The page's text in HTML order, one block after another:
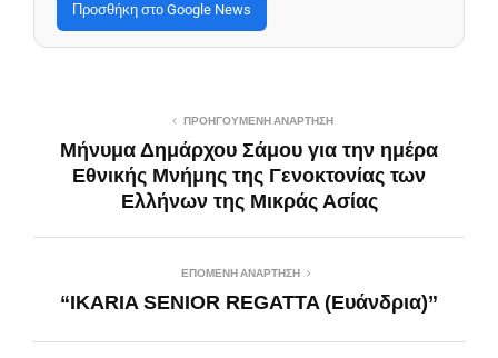
Προσθήκη στο Google News
ΠΡΟΗΓΟΎΜΕΝΗ ΑΝΆΡΤΗΣΗ
Μήνυμα Δημάρχου Σάμου για την ημέρα
Εθνικής Μνήμης της Γενοκτονίας των
Ελλήνων της Μικράς Ασίας
ΕΠΌΜΕΝΗ ΑΝΆΡΤΗΣΗ
“IKARIA SENIOR REGATTA (Ευάνδρια)”